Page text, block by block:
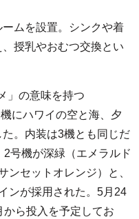
ムを設置。シンクや着
授乳やおむつ交換とい
」の意味を持つ
にハワイの空と海、夕
。内装は3機とも同じだ
号機が深緑（エメラルド
ンセットオレンジ）と、
ンが採用された。5月24
から投入を予定してお